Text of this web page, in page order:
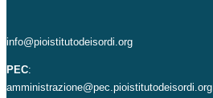
info@pioistitutodeisordi.org
PEC:
amministrazione@pec.pioistitutodeisordi.org